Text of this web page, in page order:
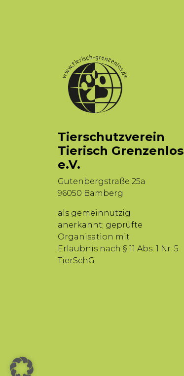
Tierschutzverein
Tierisch Grenzenlos
e.V.
Gutenbergstraße 25a
96050 Bamberg
als gemeinnützig
anerkannt; geprüfte
Organisation mit
Erlaubnis nach § 11 Abs. 1 Nr. 5
TierSchG